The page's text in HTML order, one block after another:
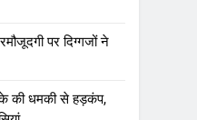
पर दिग्गजों ने
की धमकी से हड़कंप,